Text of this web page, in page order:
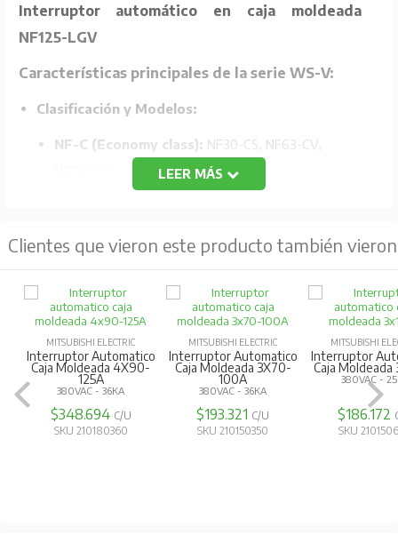
Interruptor automático en caja moldeada
NF125-LGV
Características principales de la serie WS-V:
Clasificación y Modelos:
NF-C (Economy class): NF30-CS, NF63-CV,
NF-H/L/R (High-performance class):NF63-HV,
Tecnología de ruptura mejorada:Utiliza la
tecnología "Expanded ISTAC" para mejorar la capacidad
de ruptura y limitación de corriente.
Compacto y estandarizado:Diseño compacto con
reducción de tamaño hasta un 79% en comparación
LEER MÁS
Clientes que vieron este producto también vieron
MITSUBISHI ELECTRIC
Interruptor Automatico
Caja Moldeada 4X90-
125A
380VAC - 36KA
$348.694C/U
SKU 210180360
MITSUBISHI ELECTRIC
Interruptor Automatico
Caja Moldeada 3X70-
100A
380VAC - 36KA
$193.321C/U
SKU 210150350
MITSUBISHI ELECTRIC
Interruptor
Caja Moldeada
380VAC - 25KA
$186.172 C/U
SKU 210150660